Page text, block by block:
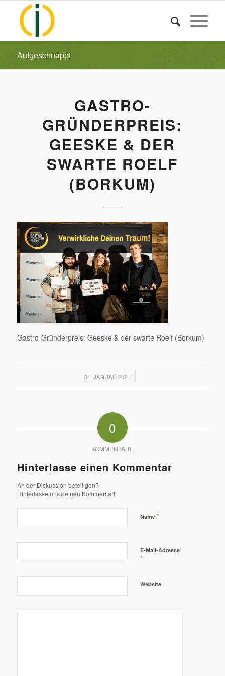
Aufgeschnappt
GASTRO-
GRÜNDERPREIS:
GEESKE & DER
SWARTE ROELF
(BORKUM)
Gastro-Gründerpreis: Geeske & der swarte Roelf (Borkum)
31. JANUAR 2021
/
0
KOMMENTARE
Hinterlasse einen Kommentar
An der Diskussion beteiligen?
Hinterlasse uns deinen Kommentar!
Name *
E-Mail-Adresse
*
Website